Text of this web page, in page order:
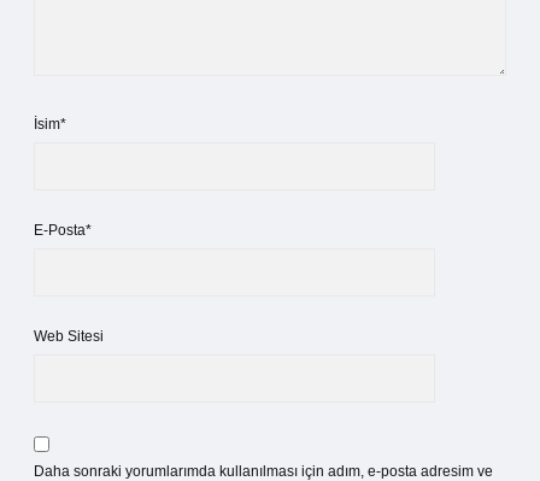
İsim*
E-Posta*
Web Sitesi
Daha sonraki yorumlarımda kullanılması için adım, e-posta adresim ve